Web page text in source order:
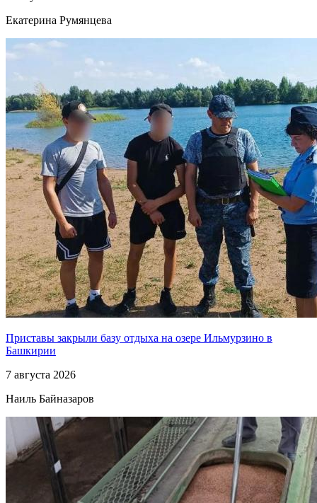
Екатерина Румянцева
Приставы закрыли базу отдыха на озере Ильмурзино в
Башкирии
7 августа 2026
Наиль Байназаров